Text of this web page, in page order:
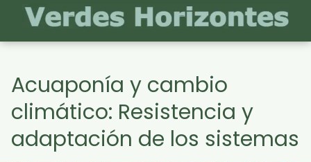
Acuaponía y cambio
climático: Resistencia y
adaptación de los sistemas